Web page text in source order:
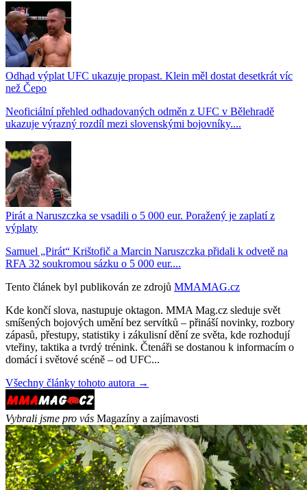
Odhad výplat UFC ukazuje propast. Klein měl dostat desetkrát víc
než Čepo
Neoficiální přehled odhadovaných odměn z UFC v Bělehradě
ukazuje výrazný rozdíl mezi slovenskými bojovníky....
Pirát a Naruszczka se vsadili o 5 000 eur. Poražený je zaplatí z
výplaty
Samuel „Pirát“ Krištofič a Marcin Naruszczka přidali k odvetě na
RFA 32 soukromou sázku o 5 000 eur....
Tento článek byl publikován ze zdrojů MMAMAG.cz
Kde končí slova, nastupuje oktagon. MMA Mag.cz sleduje svět
smíšených bojových umění bez servítků – přináší novinky, rozbory
zápasů, přestupy, statistiky i zákulisní dění ze světa, kde rozhodují
vteřiny, taktika a tvrdý trénink. Čtenáři se dostanou k informacím o
domácí i světové scéně – od UFC...
Všechny články tohoto autora →
Vybrali jsme pro vás Magazíny a zajímavosti